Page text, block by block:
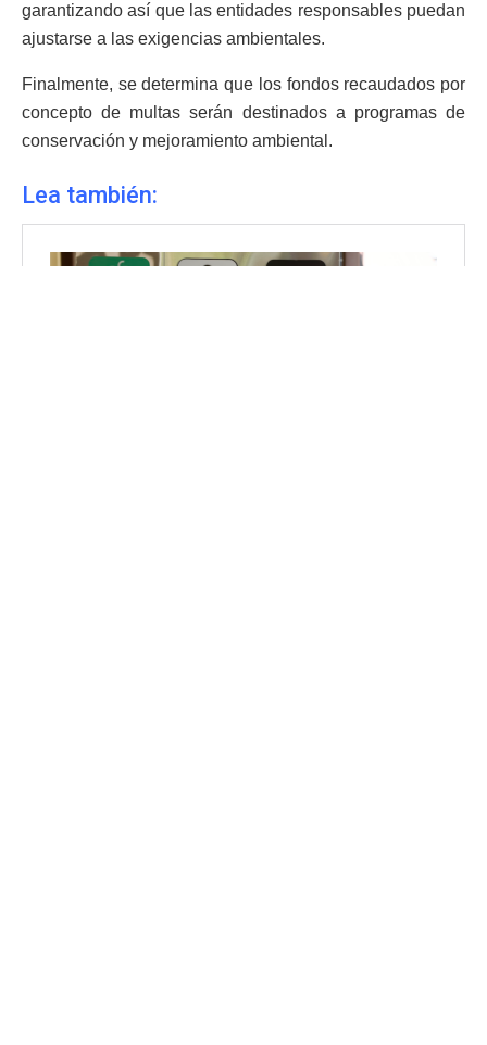
garantizando así que las entidades responsables puedan
ajustarse a las exigencias ambientales.
Finalmente, se determina que los fondos recaudados por
concepto de multas serán destinados a programas de
conservación y mejoramiento ambiental.
Lea también: